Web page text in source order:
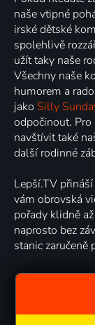
naše vtipné
irské dětské
spolehlivě
užít taky naše
Všechny naše
humorem a
jako Silly
odpočinout.
navštívit také
další rodinné
Lepší.TV
vám obrovská
pořady klidně
naprosto bez
stanic zaručeně